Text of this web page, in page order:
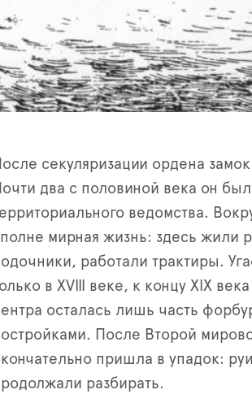
секуляризации ордена
два с половиной века он
ведомства.
мирная жизнь: здесь жили
работали трактиры.
в XVIII веке, к концу XIX
осталась лишь часть
После Второй
пришла в упадок:
разбирать.